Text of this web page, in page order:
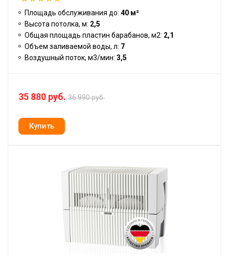
Площадь обслуживания до: 40 м²
Высота потолка, м: 2,5
Общая площадь пластин барабанов, м2: 2,1
Объем заливаемой воды, л: 7
Воздушный поток, м3/мин: 3,5
35 880 руб. 36 990 руб.